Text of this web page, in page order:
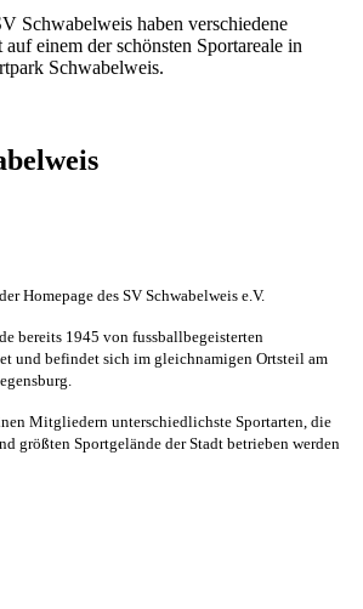
Schwabelweis haben verschiedene
einem der schönsten Sportareale in
Schwabelweis.
Homepage des SV Schwabelweis e.V.
bereits 1945 von fussballbegeisterten
und befindet sich im gleichnamigen Ortsteil am
Mitgliedern unterschiedlichste Sportarten, die
größten Sportgelände der Stadt betrieben werden